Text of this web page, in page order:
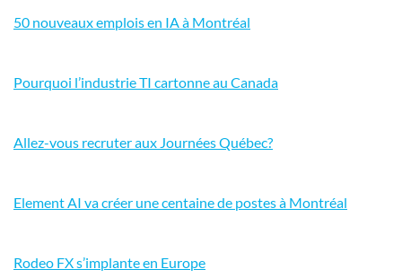
50 nouveaux emplois en IA à Montréal
Pourquoi l’industrie TI cartonne au Canada
Allez-vous recruter aux Journées Québec?
Element AI va créer une centaine de postes à Montréal
Rodeo FX s’implante en Europe